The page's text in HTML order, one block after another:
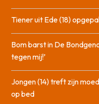
Tiener uit Ede (18)
Bom barst in De
tegen mij!’
Jongen (14) treft zijn
op bed